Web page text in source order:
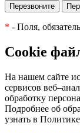
* - Поля,
Cookie
На нашем сайте
сервисов
обработку
Подробнее об
узнать в